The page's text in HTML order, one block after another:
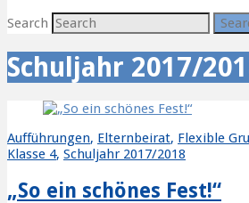
Search
Schuljahr 2017/
Aufführungen, Elternbeirat, Flexible
Klasse 4, Schuljahr 2017/2018
„So ein schönes Fest!“